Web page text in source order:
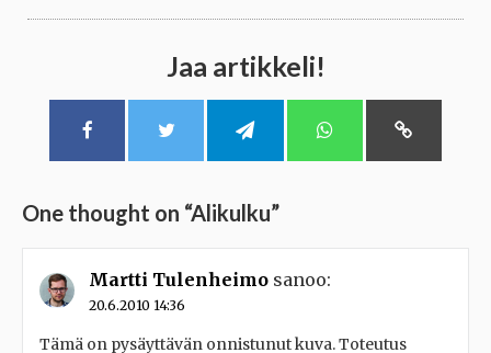
Jaa artikkeli!
One thought on “Alikulku”
Martti Tulenheimo sanoo:
20.6.2010 14:36
Tämä on pysäyttävän onnistunut kuva. Toteutus